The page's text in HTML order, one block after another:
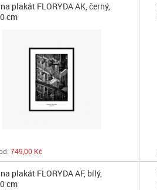
plakát FLORYDA AK, černý,
cm
749,00 Kč
plakát FLORYDA AF, bílý,
cm